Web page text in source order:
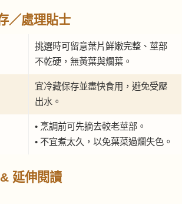
／處理貼士
挑選時可留意葉片鮮嫩完整、莖部
不乾硬，無黃葉與爛葉。
宜冷藏保存並盡快食用，避免受壓
出水。
• 烹調前可先摘去較老莖部。
• 不宜煮太久，以免葉菜過爛失色。
延伸閱讀